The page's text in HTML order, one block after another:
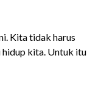
Kita tidak harus
hidup kita. Untuk itu